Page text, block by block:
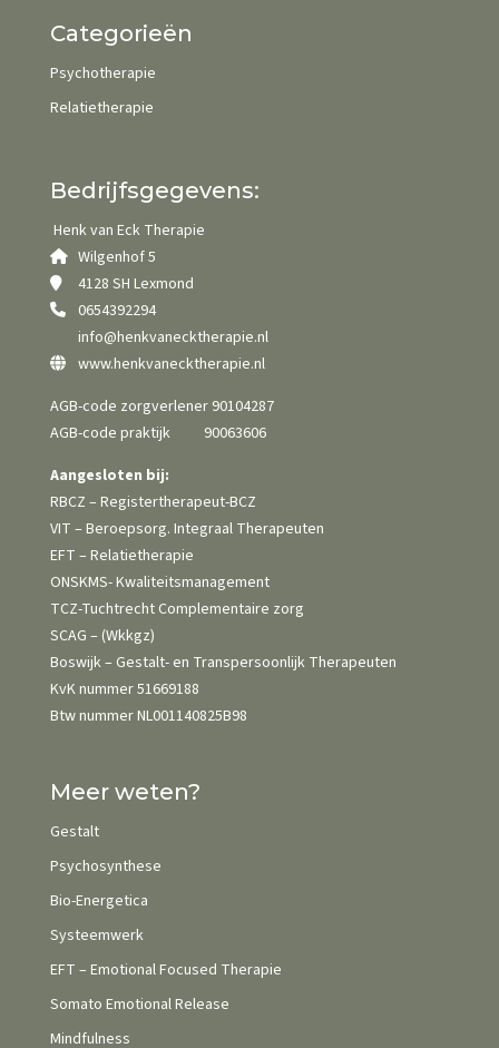
Categorieën
Psychotherapie
Relatietherapie
Bedrijfsgegevens:
Henk van Eck Therapie
Wilgenhof 5
4128 SH Lexmond
0654392294
info@henkvanecktherapie.nl
www.henkvanecktherapie.nl
AGB-code zorgverlener 90104287
AGB-code praktijk 90063606
Aangesloten bij:
RBCZ – Registertherapeut-BCZ
VIT – Beroepsorg. Integraal Therapeuten
EFT – Relatietherapie
ONSKMS- Kwaliteits­management
TCZ-Tuchtrecht Complementaire zorg
SCAG – (Wkkgz)
Boswijk – Gestalt- en Transpersoonlijk Therapeuten
KvK nummer 51669188
Btw nummer NL001140825B98
Meer weten?
Gestalt
Psychosynthese
Bio-Energetica
Systeemwerk
EFT – Emotional Focused Therapie
Somato Emotional Release
Mindfulness